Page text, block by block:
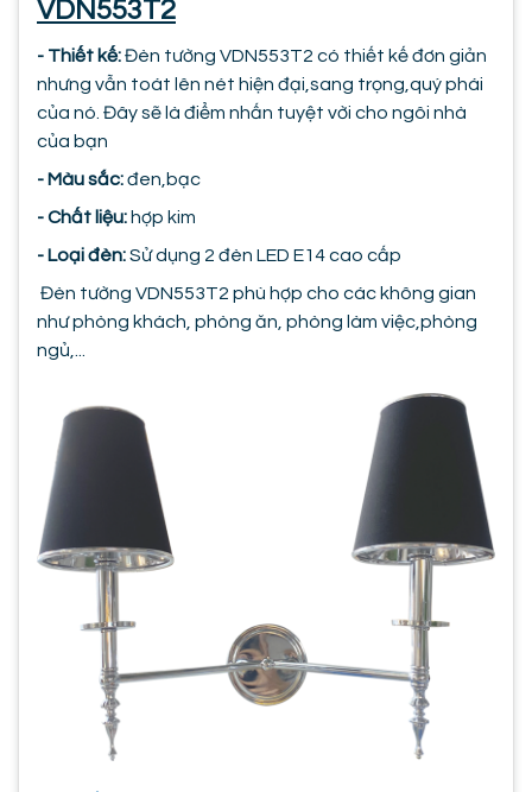
VDN553T2
- Thiết kế:Đèn tường VDN553T2 có thiết kế đơn giản
nhưng vẫn toát lên nét hiện đại,sang trọng,quý phái
của nó. Đây sẽ là điểm nhấn tuyệt vời cho ngôi nhà
của bạn
- Màu sắc:đen,bạc
- Chất liệu: hợp kim
- Loại đèn:Sử dụng 2 đèn LED E14 cao cấp
Đèn tường VDN553T2 phù hợp cho các không gian
như phòng khách, phòng ăn, phòng làm việc,phòng
ngủ,...